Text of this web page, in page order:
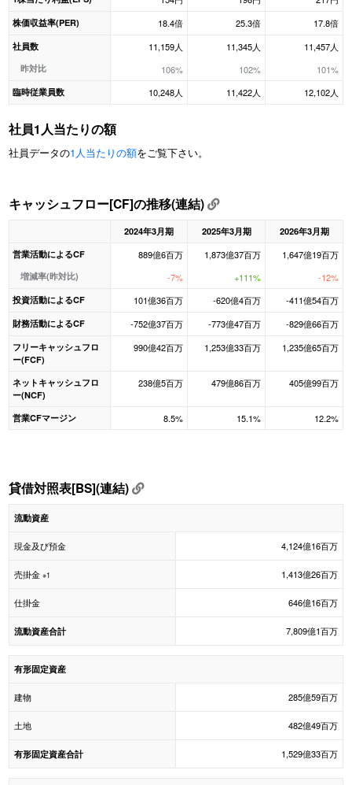
株価収益率(PER) 18.4倍 25.3倍 17.8倍
社員数
昨対比
11,159人
106%
11,345人
102%
11,457人
101%
臨時従業員数 10,248人 11,422人 12,102人
社員1人当たりの額
社員データの1人当たりの額をご覧下さい。
キャッシュフロー[CF]の推移(連結)
2024年3月期 2025年3月期
2026年3月期
営業活動によるCF
増減率(昨対比)
889億6百万
-7%
1,873億37百万
+111%
1,647億19百万
-12%
投資活動によるCF 101億36百万 -620億4百万 -411億54百万
財務活動によるCF -752億37百万 -773億47百万 -829億66百万
フリーキャッシュフロ
ー(FCF)
990億42百万 1,253億33百万 1,235億65百万
ネットキャッシュフロ
ー(NCF)
238億5百万 479億86百万 405億99百万
営業CFマージン 8.5% 15.1% 12.2%
貸借対照表[BS](連結)
流動資産
現金及び預金 4,124億16百万
売掛金 ※1 1,413億26百万
仕掛金 646億16百万
流動資産合計 7,809億1百万
有形固定資産
建物 285億59百万
土地 482億49百万
有形固定資産合計 1,529億33百万